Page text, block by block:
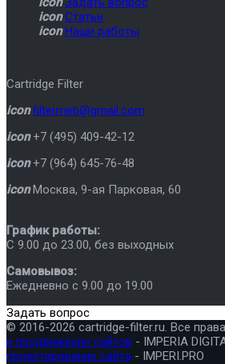
icon Статьи
icon Наши работы
Cartridge Filter
icon filtermeb@gmail.com
icon +7 (495) 409-42-12
icon +7 (964) 645-76-48
icon Москва, 9-ая Парковая, 60
График работы:
C 9.00 до 23.00, без выходных
Самовывоз:
Ежедневно с 9.00 до 19.00
Задать вопрос
© 2016-2026 cartridge-filter.ru. Все
и продвижение сайтов - IMPERIA
проектирование сайта - IMPERI.PRO